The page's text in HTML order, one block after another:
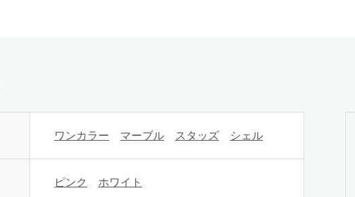
ワンカラー マーブル スタッズ シェル
ピンク ホワイト